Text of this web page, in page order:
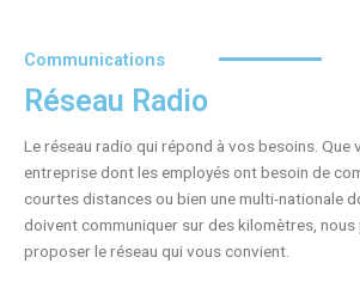
Communications
Réseau Radio
Le réseau radio qui répond à vos besoins. Que
entreprise dont les employés ont besoin de
courtes distances ou bien une multi-nationale
doivent communiquer sur des kilomètres,
proposer le réseau qui vous convient.